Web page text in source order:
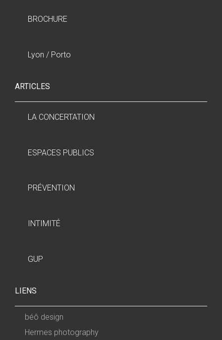
BROCHURE
Lyon / Porto
ARTICLES
LA CONCERTATION
ESPACES PUBLICS
PRÉVENTION
INTIMITÉ
GUP
LIENS
béô design
Hermes photography